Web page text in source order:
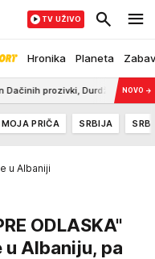
Hronika Planeta
TV UŽIVO
Durdžić se oglasio, pa
NOVO →
MOJA PRIČA SRBIJA
u Albaniji
ODLASKA"
u Albaniju, pa